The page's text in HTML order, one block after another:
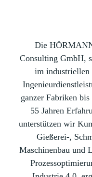
Die
Consulting GmbH,
im industriellen
ganzer Fabriken
55 Jahren
unterstützen wir
Gießerei-,
Maschinenbau und